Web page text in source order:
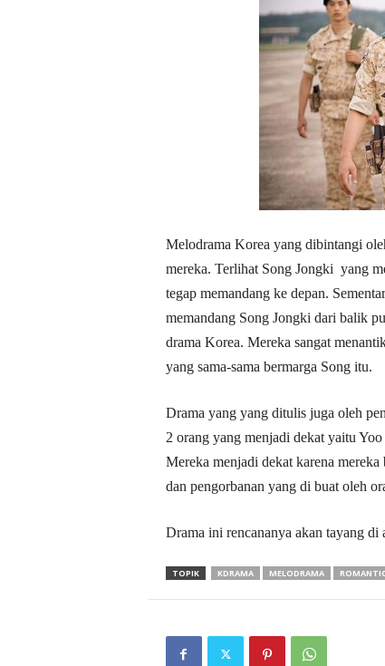
Melodrama Korea yang dibintangi
mereka. Terlihat Song Jongki yang
tegap memandang ke depan.
memandang Song Jongki dari balik
drama Korea. Mereka sangat
yang sama-sama bermarga Song itu.
Drama yang yang ditulis juga oleh
2 orang yang menjadi dekat yaitu
Mereka menjadi dekat karena mereka
dan pengorbanan yang di buat oleh
Drama ini rencananya akan tayang di
TOPIK KDRAMA MELODRAMA ROMANTIC